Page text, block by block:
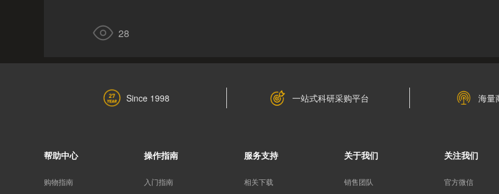
28
Since 1998 一站式科研采购平台 海量
帮助中心
购物指南
操作指南
入门指南
服务支持
相关下载
关于我们
销售团队
关注我们
官方微信